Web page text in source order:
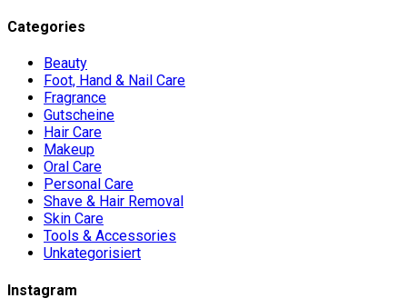
Categories
Beauty
Foot, Hand & Nail Care
Fragrance
Gutscheine
Hair Care
Makeup
Oral Care
Personal Care
Shave & Hair Removal
Skin Care
Tools & Accessories
Unkategorisiert
Instagram